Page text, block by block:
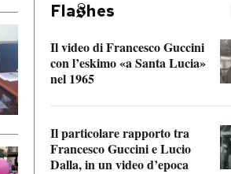
Fla hes
Il video di Francesco Guccini
con l’eskimo «a Santa Lucia»
nel 1965
Il particolare rapporto tra
Francesco Guccini e Lucio
Dalla, in un video d’epoca